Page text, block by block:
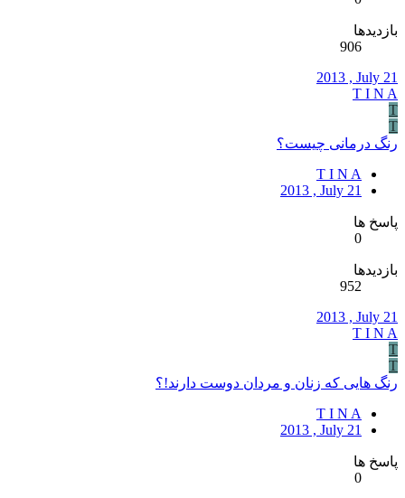
بازدیدها
906
2013 , July 21
T I N A
T
T
رنگ درمانی چیست؟
T I N A
2013 , July 21
پاسخ ها
0
بازدیدها
952
2013 , July 21
T I N A
T
T
رنگ هایی که زنان و مردان دوست دارند!؟
T I N A
2013 , July 21
پاسخ ها
0